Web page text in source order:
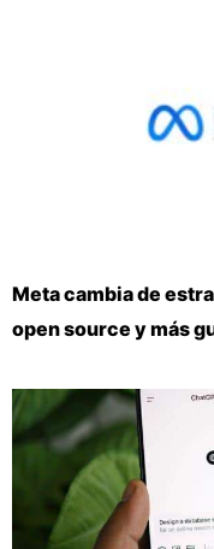
Meta cambia de
open source y más